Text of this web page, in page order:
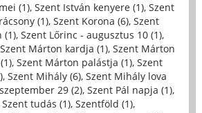
(1), Szent István kenyere (1), Szent
(1), Szent Korona (6), Szent
(1), Szent Lőrinc - augusztus 10 (1),
Szent Márton kardja (1), Szent Márton
, Szent Márton palástja (1), Szent
, Szent Mihály (6), Szent Mihály lova
29 (2), Szent Pál napja (1),
Szent tudás (1), Szentföld (1),